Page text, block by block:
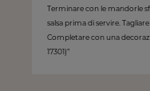
Terminare con le mandorle
salsa prima di servire.
Completare con una
17301)”